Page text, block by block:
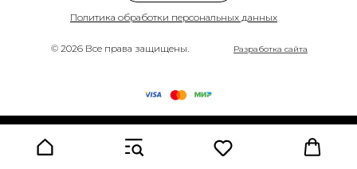
© 2026 Все права защищены.
Политика обработки персональных данных
Разработка сайта
Made on Tilda